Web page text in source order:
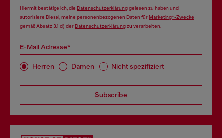
Hiermit bestätige ich, die Datenschutzerklärunggelesen zu haben und
autorisiere Diesel, meine personenbezogenen Daten fürMarketing*-Zwecke
gemäß Absatz 3.1 d) derDatenschutzerklärungzu verarbeiten.
E-Mail Adresse*
Herren Damen Nicht spezifiziert
Subscribe